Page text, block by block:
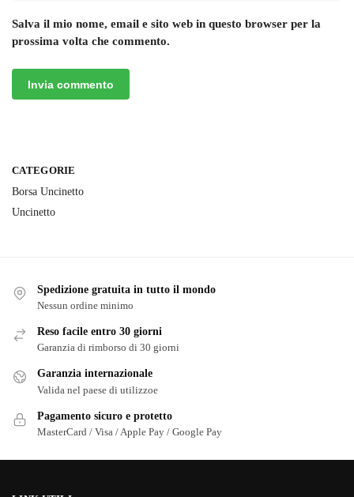
Salva il mio nome, email e sito web in questo browser per la
prossima volta che commento.
CATEGORIE
Borsa Uncinetto
Uncinetto
Spedizione gratuita in tutto il mondo
Nessun ordine minimo
Reso facile entro 30 giorni
Garanzia di rimborso di 30 giorni
Garanzia internazionale
Valida nel paese di utilizzoe
Pagamento sicuro e protetto
MasterCard / Visa / Apple Pay / Google Pay